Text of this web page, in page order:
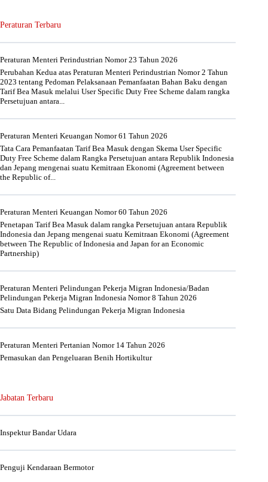
Peraturan Terbaru
Peraturan Menteri Perindustrian Nomor 23 Tahun 2026
Perubahan Kedua atas Peraturan Menteri Perindustrian Nomor 2 Tahun
2023 tentang Pedoman Pelaksanaan Pemanfaatan Bahan Baku dengan
Tarif Bea Masuk melalui User Specific Duty Free Scheme dalam rangka
Persetujuan antara...
Peraturan Menteri Keuangan Nomor 61 Tahun 2026
Tata Cara Pemanfaatan Tarif Bea Masuk dengan Skema User Specific
Duty Free Scheme dalam Rangka Persetujuan antara Republik Indonesia
dan Jepang mengenai suatu Kemitraan Ekonomi (Agreement between
the Republic of...
Peraturan Menteri Keuangan Nomor 60 Tahun 2026
Penetapan Tarif Bea Masuk dalam rangka Persetujuan antara Republik
Indonesia dan Jepang mengenai suatu Kemitraan Ekonomi (Agreement
between The Republic of Indonesia and Japan for an Economic
Partnership)
Peraturan Menteri Pelindungan Pekerja Migran Indonesia/Badan
Pelindungan Pekerja Migran Indonesia Nomor 8 Tahun 2026
Satu Data Bidang Pelindungan Pekerja Migran Indonesia
Peraturan Menteri Pertanian Nomor 14 Tahun 2026
Pemasukan dan Pengeluaran Benih Hortikultur
Jabatan Terbaru
Inspektur Bandar Udara
Penguji Kendaraan Bermotor